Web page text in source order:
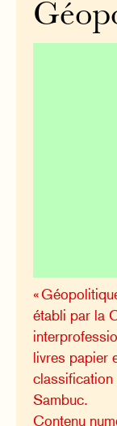
«
établi par la
livres papier
classification
Sambuc.
Contenu